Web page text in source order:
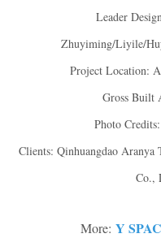
Leader
Zhuyiming/Liyile/
Project Location:
Gross Built
Photo
Clients: Qinhuangdao Aranya
Co.,
More: Y